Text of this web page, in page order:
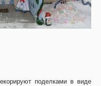
поделками в виде